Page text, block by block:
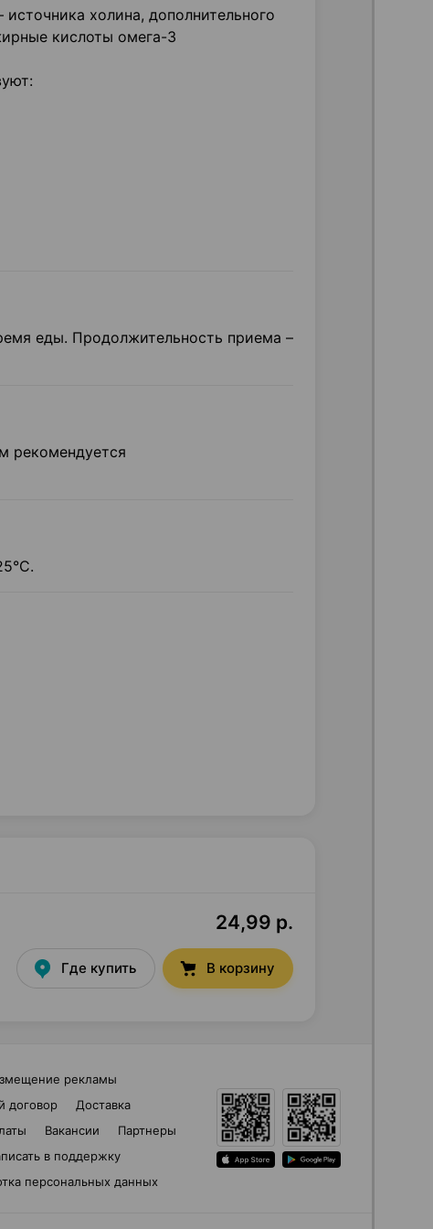
холина, дополнительного
кислоты омега-3
еды. Продолжительность приема –
рекомендуется
24,99 р.
Где купить В корзину
рекламы
договор
Доставка
Вакансии
Партнеры
в поддержку
персональных данных